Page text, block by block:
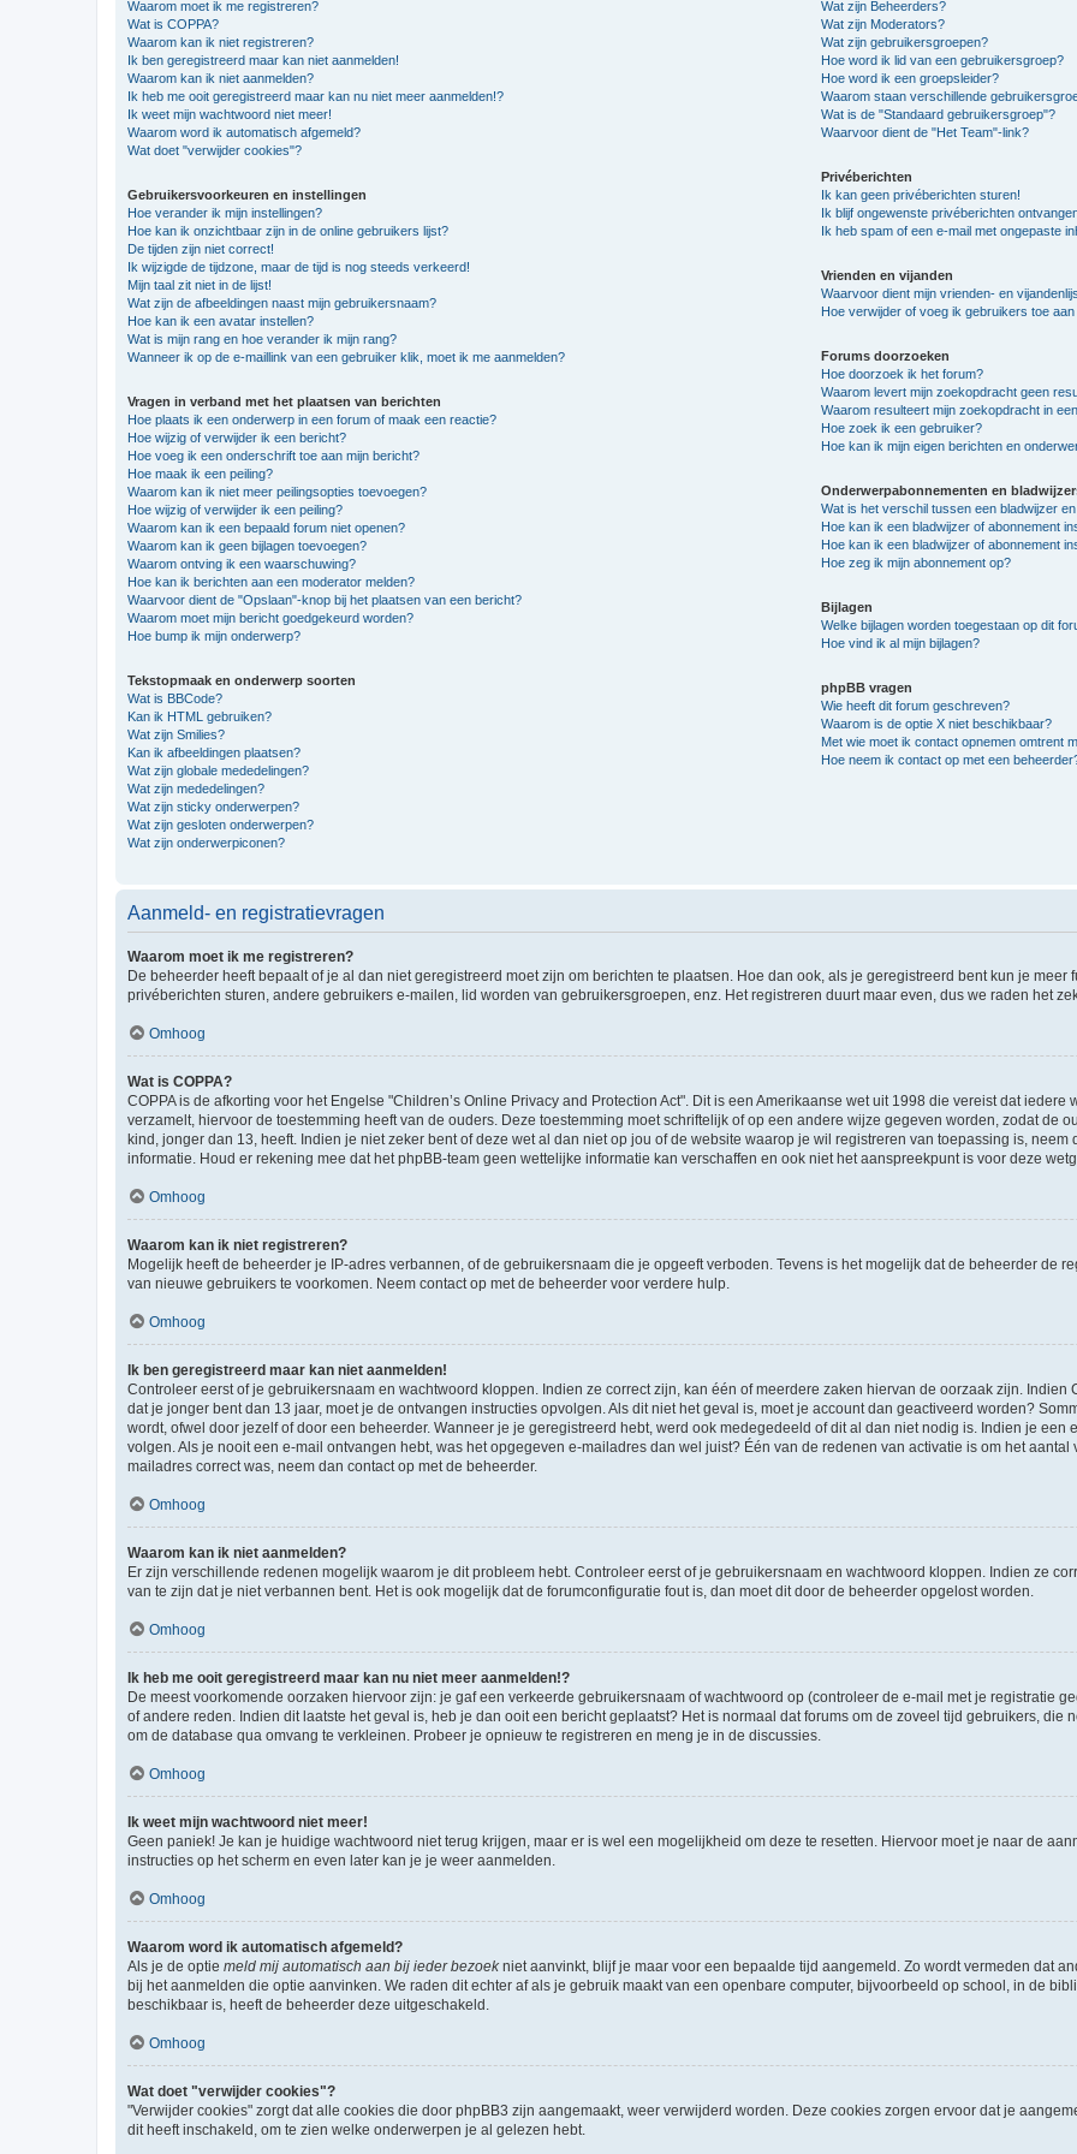
Waarom moet ik me registreren?
Wat is COPPA?
Waarom kan ik niet registreren?
Ik ben geregistreerd maar kan niet aanmelden!
Waarom kan ik niet aanmelden?
Ik heb me ooit geregistreerd maar kan nu niet meer aanmelden!?
Ik weet mijn wachtwoord niet meer!
Waarom word ik automatisch afgemeld?
Wat doet "verwijder cookies"?
Gebruikersvoorkeuren en instellingen
Hoe verander ik mijn instellingen?
Hoe kan ik onzichtbaar zijn in de online gebruikers lijst?
De tijden zijn niet correct!
Ik wijzigde de tijdzone, maar de tijd is nog steeds verkeerd!
Mijn taal zit niet in de lijst!
Wat zijn de afbeeldingen naast mijn gebruikersnaam?
Hoe kan ik een avatar instellen?
Wat is mijn rang en hoe verander ik mijn rang?
Wanneer ik op de e-maillink van een gebruiker klik, moet ik me aanmelden?
Vragen in verband met het plaatsen van berichten
Hoe plaats ik een onderwerp in een forum of maak een reactie?
Hoe wijzig of verwijder ik een bericht?
Hoe voeg ik een onderschrift toe aan mijn bericht?
Hoe maak ik een peiling?
Waarom kan ik niet meer peilingsopties toevoegen?
Hoe wijzig of verwijder ik een peiling?
Waarom kan ik een bepaald forum niet openen?
Waarom kan ik geen bijlagen toevoegen?
Waarom ontving ik een waarschuwing?
Hoe kan ik berichten aan een moderator melden?
Waarvoor dient de "Opslaan"-knop bij het plaatsen van een bericht?
Waarom moet mijn bericht goedgekeurd worden?
Hoe bump ik mijn onderwerp?
Tekstopmaak en onderwerp soorten
Wat is BBCode?
Kan ik HTML gebruiken?
Wat zijn Smilies?
Kan ik afbeeldingen plaatsen?
Wat zijn globale mededelingen?
Wat zijn mededelingen?
Wat zijn sticky onderwerpen?
Wat zijn gesloten onderwerpen?
Wat zijn onderwerpiconen?
Wat zijn Beheerders?
Wat zijn Moderators?
Wat zijn gebruikersgroepen?
Hoe word ik lid van een gebruikersgroep?
Hoe word ik een groepsleider?
Waarom staan verschillende
Wat is de "Standaard gebruikersgroep"?
Waarvoor dient de "Het Team"-link?
Privéberichten
Ik kan geen privéberichten sturen!
Ik blijf ongewenste privéberichten
Ik heb spam of een e-mail met ongepaste
Vrienden en vijanden
Waarvoor dient mijn vrienden- en
Hoe verwijder of voeg ik gebruikers toe
Forums doorzoeken
Hoe doorzoek ik het forum?
Waarom levert mijn zoekopdracht geen
Waarom resulteert mijn zoekopdracht in
Hoe zoek ik een gebruiker?
Hoe kan ik mijn eigen berichten en
Onderwerpabonnementen en
Wat is het verschil tussen een bladwijzer
Hoe kan ik een bladwijzer of abonnement
Hoe kan ik een bladwijzer of abonnement
Hoe zeg ik mijn abonnement op?
Bijlagen
Welke bijlagen worden toegestaan op dit
Hoe vind ik al mijn bijlagen?
phpBB vragen
Wie heeft dit forum geschreven?
Waarom is de optie X niet beschikbaar?
Met wie moet ik contact opnemen omtrent
Hoe neem ik contact op met een
Aanmeld- en registratievragen
Waarom moet ik me registreren?
De beheerder heeft bepaalt of je al dan niet geregistreerd moet zijn om berichten te plaatsen. Hoe dan ook, als je geregistreerd bent kun je
privéberichten sturen, andere gebruikers e-mailen, lid worden van gebruikersgroepen, enz. Het registreren duurt maar even, dus we raden het
Omhoog
Wat is COPPA?
COPPA is de afkorting voor het Engelse "Children’s Online Privacy and Protection Act". Dit is een Amerikaanse wet uit 1998 die vereist dat
verzamelt, hiervoor de toestemming heeft van de ouders. Deze toestemming moet schriftelijk of op een andere wijze gegeven worden, zodat de
kind, jonger dan 13, heeft. Indien je niet zeker bent of deze wet al dan niet op jou of de website waarop je wil registreren van toepassing is,
informatie. Houd er rekening mee dat het phpBB-team geen wettelijke informatie kan verschaffen en ook niet het aanspreekpunt is voor deze
Omhoog
Waarom kan ik niet registreren?
Mogelijk heeft de beheerder je IP-adres verbannen, of de gebruikersnaam die je opgeeft verboden. Tevens is het mogelijk dat de beheerder de
van nieuwe gebruikers te voorkomen. Neem contact op met de beheerder voor verdere hulp.
Omhoog
Ik ben geregistreerd maar kan niet aanmelden!
Controleer eerst of je gebruikersnaam en wachtwoord kloppen. Indien ze correct zijn, kan één of meerdere zaken hiervan de oorzaak zijn.
dat je jonger bent dan 13 jaar, moet je de ontvangen instructies opvolgen. Als dit niet het geval is, moet je account dan geactiveerd worden?
wordt, ofwel door jezelf of door een beheerder. Wanneer je je geregistreerd hebt, werd ook medegedeeld of dit al dan niet nodig is. Indien je
volgen. Als je nooit een e-mail ontvangen hebt, was het opgegeven e-mailadres dan wel juist? Één van de redenen van activatie is om het
mailadres correct was, neem dan contact op met de beheerder.
Omhoog
Waarom kan ik niet aanmelden?
Er zijn verschillende redenen mogelijk waarom je dit probleem hebt. Controleer eerst of je gebruikersnaam en wachtwoord kloppen. Indien ze
van te zijn dat je niet verbannen bent. Het is ook mogelijk dat de forumconfiguratie fout is, dan moet dit door de beheerder opgelost worden.
Omhoog
Ik heb me ooit geregistreerd maar kan nu niet meer aanmelden!?
De meest voorkomende oorzaken hiervoor zijn: je gaf een verkeerde gebruikersnaam of wachtwoord op (controleer de e-mail met je registratie
of andere reden. Indien dit laatste het geval is, heb je dan ooit een bericht geplaatst? Het is normaal dat forums om de zoveel tijd gebruikers,
om de database qua omvang te verkleinen. Probeer je opnieuw te registreren en meng je in de discussies.
Omhoog
Ik weet mijn wachtwoord niet meer!
Geen paniek! Je kan je huidige wachtwoord niet terug krijgen, maar er is wel een mogelijkheid om deze te resetten. Hiervoor moet je naar de
instructies op het scherm en even later kan je je weer aanmelden.
Omhoog
Waarom word ik automatisch afgemeld?
Als je de optie meld mij automatisch aan bij ieder bezoekniet aanvinkt, blijf je maar voor een bepaalde tijd aangemeld. Zo wordt vermeden dat
bij het aanmelden die optie aanvinken. We raden dit echter af als je gebruik maakt van een openbare computer, bijvoorbeeld op school, in de
beschikbaar is, heeft de beheerder deze uitgeschakeld.
Omhoog
Wat doet "verwijder cookies"?
"Verwijder cookies" zorgt dat alle cookies die door phpBB3 zijn aangemaakt, weer verwijderd worden. Deze cookies zorgen ervoor dat je
dit heeft inschakeld, om te zien welke onderwerpen je al gelezen hebt.